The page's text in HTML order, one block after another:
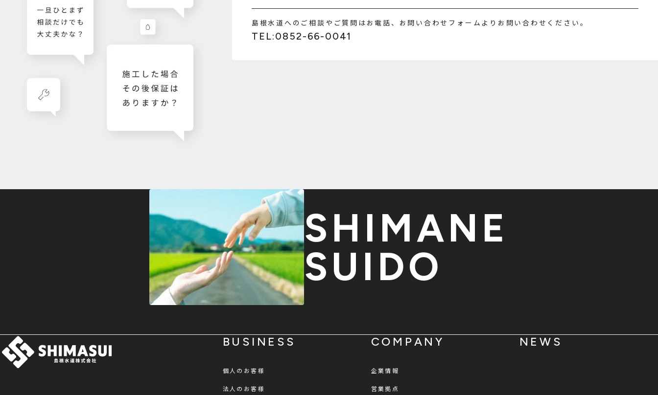
島根水道へのご相談やご質問はお電話、お問い合わせフォームよりお問い合わせください。
TEL:0852-66-0041
SHIMANE
SUIDO
BUSINESS
個人のお客様
法人のお客様
COMPANY
企業情報
営業拠点
NEWS